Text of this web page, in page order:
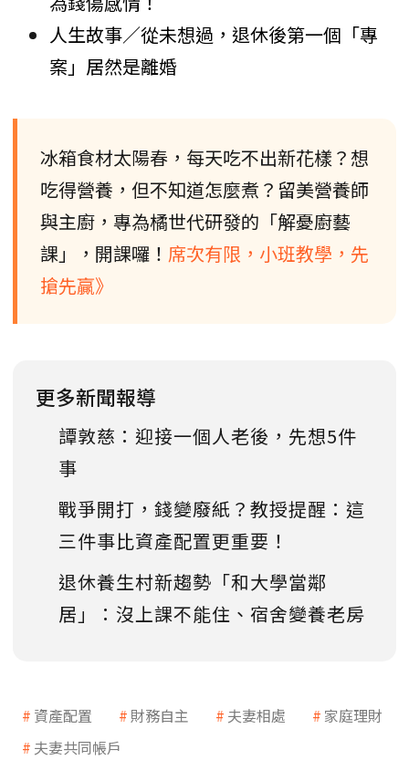
人生故事／從未想過，退休後第一個「專
案」居然是離婚
冰箱食材太陽春，每天吃不出新花樣？想
吃得營養，但不知道怎麼煮？留美營養師
與主廚，專為橘世代研發的「解憂廚藝
課」，開課囉！ 席次有限，小班教學，先
搶先贏》
更多新聞報導
譚敦慈：迎接一個人老後，先想5件
事
戰爭開打，錢變廢紙？教授提醒：這
三件事比資產配置更重要！
退休養生村新趨勢「和大學當鄰
居」：沒上課不能住、宿舍變養老房
資產配置 財務自主 夫妻相處
家庭理財
夫妻共同帳戶